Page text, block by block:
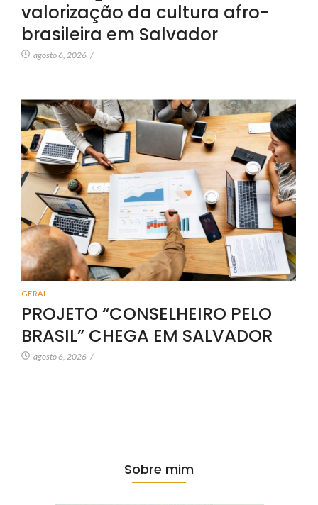
valorização da cultura afro-
brasileira em Salvador
agosto 6, 2026 /
GERAL
PROJETO “CONSELHEIRO PELO
BRASIL” CHEGA EM SALVADOR
agosto 6, 2026 /
Sobre mim